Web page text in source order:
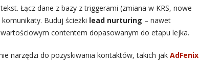
Łącz dane z bazy z triggerami (zmiana w KRS, nowe
Buduj ścieżki lead nurturing – nawet
contentem dopasowanym do etapu lejka.
narzędzi do pozyskiwania kontaktów, takich jak AdFenix